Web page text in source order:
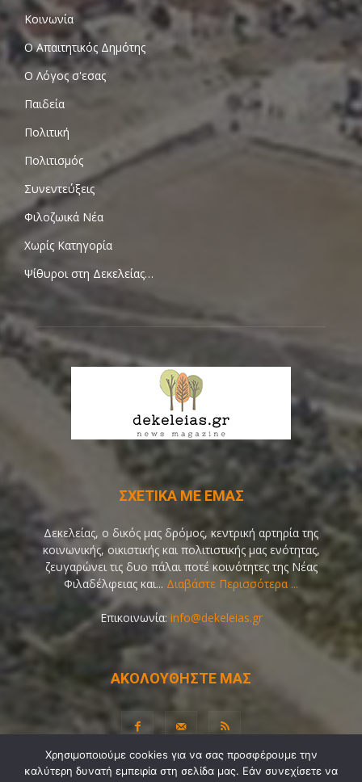
Κοινωνία
Ο Απαιτητικός Δημότης
Ο Λόγος σ'εσας
Παιδεία
Πολιτική
Πολιτισμός
Συνεντεύξεις
Φιλοζωικά Νέα
Χωρίς Κατηγορία
Ψίθυροι στη Δεκελείας…
ΣΧΕΤΙΚΑ ΜΕ ΕΜΑΣ
Δεκελείας, ο δικός μας δρόμος, κεντρική αρτηρία της
κοινωνικής, οικιστικής και πολιτιστικής μας ενότητας,
ζευγαρώνει τις δυο πάλαι ποτέ κοινότητες της Νέας
Φιλαδέλφειας και... Διαβάστε Περισσότερα ...
Επικοινωνία: info@dekeleias.gr
ΑΚΟΛΟΥΘΗΣΤΕ ΜΑΣ
Χρησιμοποιούμε cookies για να σας προσφέρουμε την
καλύτερη δυνατή εμπειρία στη σελίδα μας. Εάν συνεχίσετε να